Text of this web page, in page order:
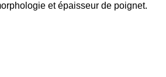
et épaisseur de poignet.